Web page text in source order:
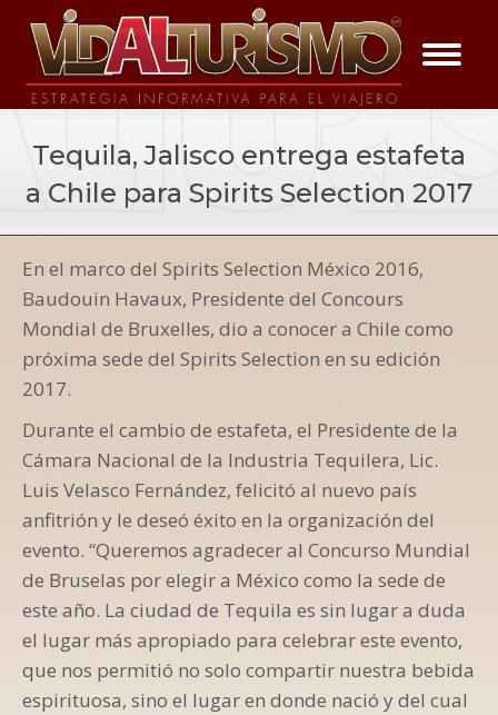
Tequila, Jalisco entrega estafeta
a Chile para Spirits Selection 2017
Vida a la Noticia
En el marco del Spirits Selection México 2016,
Baudouin Havaux, Presidente del Concours
Mondial de Bruxelles, dio a conocer a Chile como
próxima sede del Spirits Selection en su edición
2017.
Durante el cambio de estafeta, el Presidente de la
Cámara Nacional de la Industria Tequilera, Lic.
Luis Velasco Fernández, felicitó al nuevo país
anfitrión y le deseó éxito en la organización del
evento. “Queremos agradecer al Concurso Mundial
de Bruselas por elegir a México como la sede de
este año. La ciudad de Tequila es sin lugar a duda
el lugar más apropiado para celebrar este evento,
que nos permitió no solo compartir nuestra bebida
espirituosa, sino el lugar en donde nació y del cual